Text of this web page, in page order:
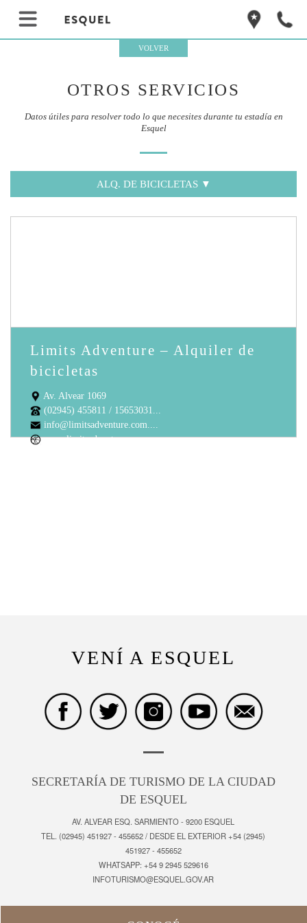
VOLVER
OTROS SERVICIOS
Datos útiles para resolver todo lo que necesites durante tu estadía en
Esquel
ALQ. DE BICICLETAS ▼
Limits Adventure – Alquiler de
bicicletas
Av. Alvear 1069
(02945) 455811 / 15653031...
info@limitsadventure.com....
www.limitsadventure.com.a...
VENÍ A ESQUEL
SECRETARÍA DE TURISMO DE LA CIUDAD
DE ESQUEL
AV. ALVEAR ESQ. SARMIENTO - 9200 ESQUEL
TEL. (02945) 451927 - 455652 / DESDE EL EXTERIOR +54 (2945)
451927 - 455652
WHATSAPP: +54 9 2945 529616
INFOTURISMO@ESQUEL.GOV.AR